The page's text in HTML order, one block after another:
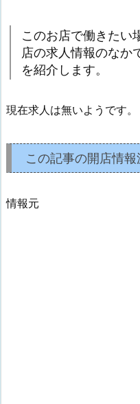
このお店で働きたい
店の求人情報のなか
を紹介します。
現在求人は無いようです。
この記事の開店情報
情報元